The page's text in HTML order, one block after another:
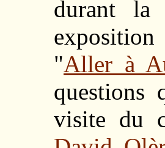
durant
"Aller à
questions
visite du